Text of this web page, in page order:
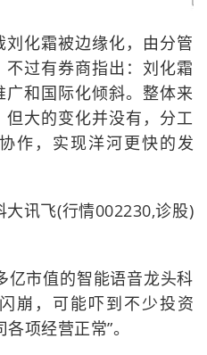
化霜被边缘化，由分管
过有券商指出：刘化霜
和国际化倾斜。整体来
大的变化并没有，分工
作，实现洋河更快的发
讯飞(行情002230,诊股)
亿市值的智能语音龙头科
崩，可能吓到不少投资
项经营正常”。